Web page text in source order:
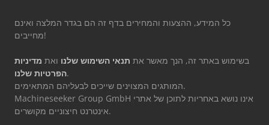
כל המידע, ההצעות והמחירים בדף זה הם בגדר המלצה ואינם
מחייבים!
בשימוש באתר זה, הנך מאשר את תנאי השימוש שלנו ואת מדיניות
הפרטיות שלנו.
המותגים המצוינים שייכים לבעליהם המתאימים.
Machineseeker Group GmbH אינו נושא באחריות לתוכן של אתרי
אינטרנט חיצוניים מקושרים.